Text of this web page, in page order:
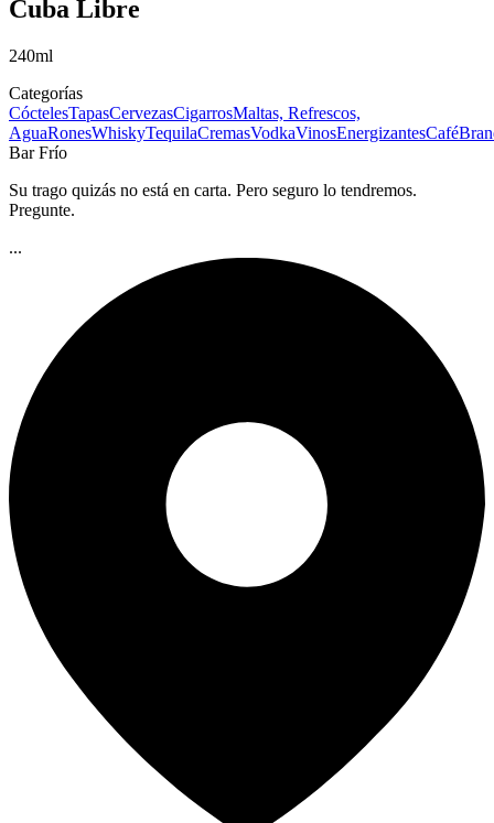
Cuba Libre
240ml
Categorías
CóctelesTapasCervezasCigarrosMaltas, Refrescos,
AguaRonesWhiskyTequilaCremasVodkaVinosEnergizantesCafé
Bar Frío
Su trago quizás no está en carta. Pero seguro lo tendremos.
Pregunte.
...